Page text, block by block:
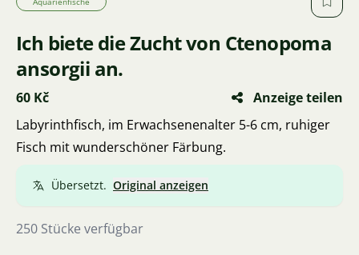
Ich biete die Zucht von Ctenopoma
ansorgii an.
60 Kč
Anzeige teilen
Labyrinthfisch, im Erwachsenenalter 5-6 cm, ruhiger
Fisch mit wunderschöner Färbung.
Übersetzt. Original anzeigen
250 Stücke verfügbar